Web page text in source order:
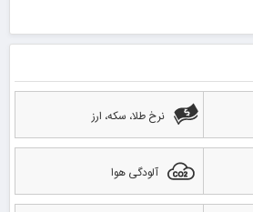
نرخ طلا، سکه، ارز
آلودگی هوا